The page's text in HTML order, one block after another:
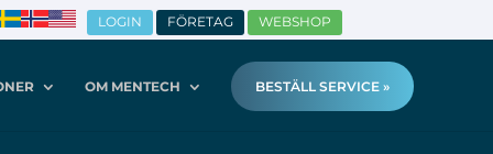
LOGIN FÖRETAG WEBSHOP
OM MENTECH BESTÄLL SERVICE »